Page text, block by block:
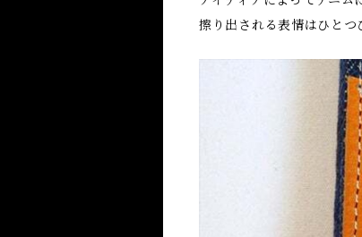
擦り出される表情はひとつ